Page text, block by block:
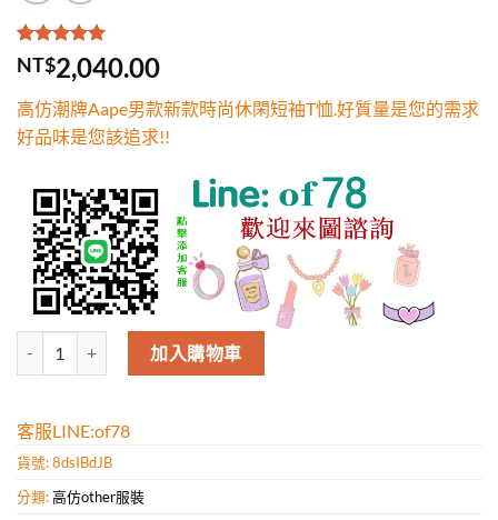
評分5.00 /
5，已有
1
位
分
NT$2,040.00
高仿潮牌Aape男款新款時尚休閑短袖T恤.好質量是您的需求
好品味是您該追求!!
高仿潮牌Aape男款新款時尚休閑短袖T恤.好質量是您的需求好品味是
加入購物車
客服LINE:of78
貨號:8dsIBdJB
分類:高仿other服裝